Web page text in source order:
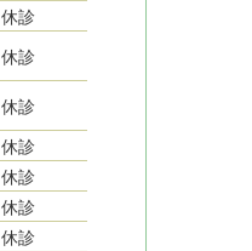
休診
休診
休診
休診
休診
休診
休診